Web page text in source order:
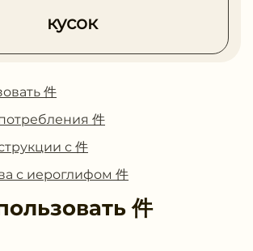
кусок
件
件
с 件
с иероглифом 件
件